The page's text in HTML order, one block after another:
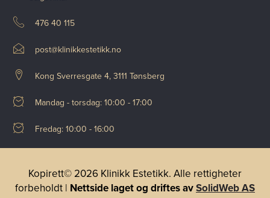
476 40 115
post@klinikkestetikk.no
Kong Sverresgate 4, 3111 Tønsberg
Mandag - torsdag: 10:00 - 17:00
Fredag: 10:00 - 16:00
Kopirett© 2026 Klinikk Estetikk. Alle rettigheter
forbeholdt | Nettside laget og driftes avSolidWeb AS